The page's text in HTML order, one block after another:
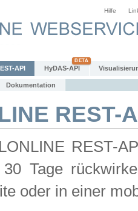
Hilfe
API HyDAS-API
Dokumentation
REST-
REST-
30 Tage
oder in einer